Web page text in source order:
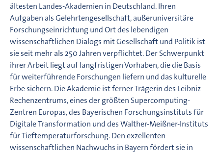
ältesten Landes-Akademien in Deutschland. Ihren
Aufgaben als Gelehrtengesellschaft, außeruniversitäre
Forschungseinrichtung und Ort des lebendigen
wissenschaftlichen Dialogs mit Gesellschaft und Politik ist
sie seit mehr als 250 Jahren verpflichtet. Der Schwerpunkt
ihrer Arbeit liegt auf langfristigen Vorhaben, die die Basis
für weiterführende Forschungen liefern und das kulturelle
Erbe sichern. Die Akademie ist ferner Trägerin des Leibniz-
Rechenzentrums, eines der größten Supercomputing-
Zentren Europas, des Bayerischen Forschungsinstituts für
Digitale Transformation und des Walther-Meißner-Instituts
für Tieftemperaturforschung. Den exzellenten
wissenschaftlichen Nachwuchs in Bayern fördert sie in